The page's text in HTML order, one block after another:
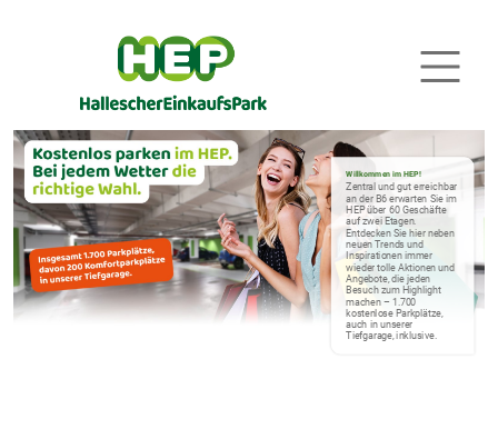
Willkommen im HEP!
Zentral und gut erreichbar
an der B6 erwarten Sie im
HEP über 60 Geschäfte
auf zwei Etagen.
Entdecken Sie hier neben
neuen Trends und
Inspirationen immer
wieder tolle Aktionen und
Angebote, die jeden
Besuch zum Highlight
machen – 1.700
kostenlose Parkplätze,
auch in unserer
Tiefgarage, inklusive.